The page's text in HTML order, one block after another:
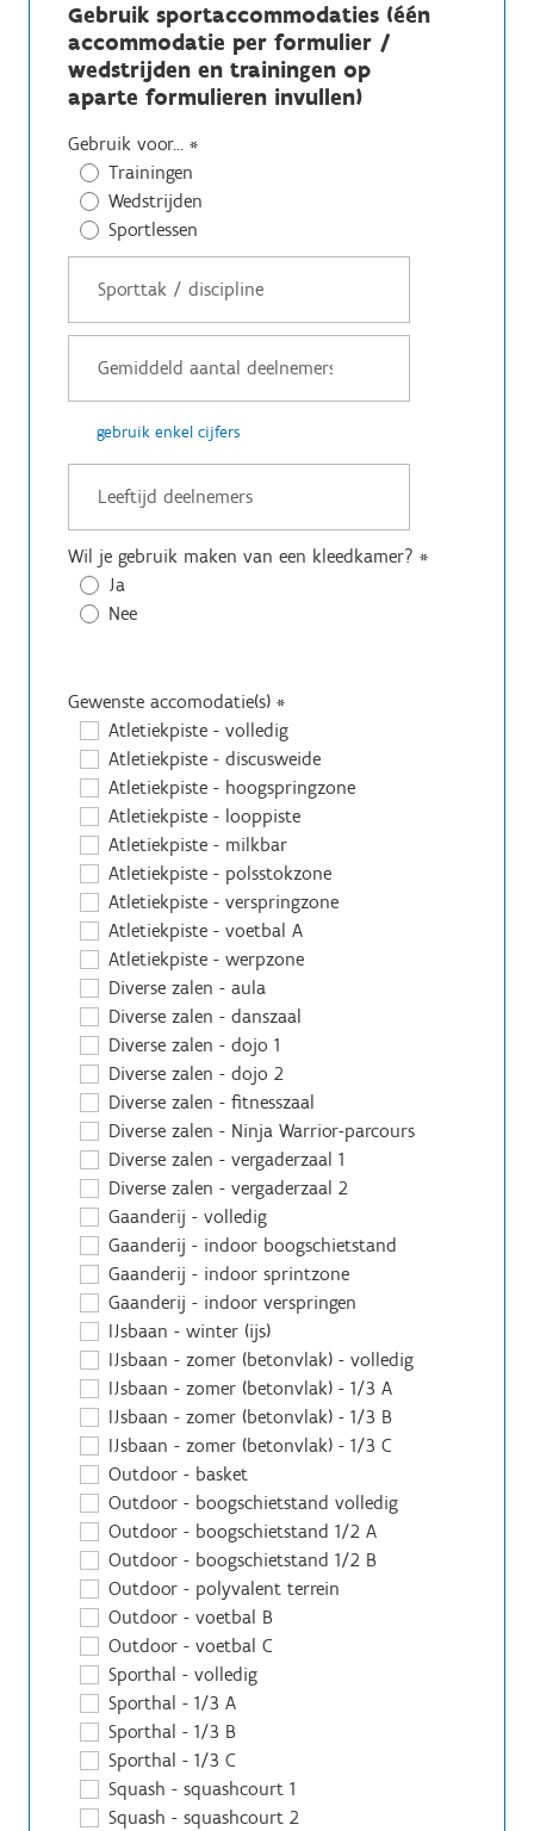
Gebruik sportaccommodaties (één
accommodatie per formulier /
wedstrijden en trainingen op
aparte formulieren invullen)
Gebruik voor... *
Trainingen
Wedstrijden
Sportlessen
gebruik enkel cijfers
Wil je gebruik maken van een kleedkamer? *
Ja
Nee
Gewenste accomodatie(s) *
Atletiekpiste - volledig
Atletiekpiste - discusweide
Atletiekpiste - hoogspringzone
Atletiekpiste - looppiste
Atletiekpiste - milkbar
Atletiekpiste - polsstokzone
Atletiekpiste - verspringzone
Atletiekpiste - voetbal A
Atletiekpiste - werpzone
Diverse zalen - aula
Diverse zalen - danszaal
Diverse zalen - dojo 1
Diverse zalen - dojo 2
Diverse zalen - fitnesszaal
Diverse zalen - Ninja Warrior-parcours
Diverse zalen - vergaderzaal 1
Diverse zalen - vergaderzaal 2
Gaanderij - volledig
Gaanderij - indoor boogschietstand
Gaanderij - indoor sprintzone
Gaanderij - indoor verspringen
IJsbaan - winter (ijs)
IJsbaan - zomer (betonvlak) - volledig
IJsbaan - zomer (betonvlak) - 1/3 A
IJsbaan - zomer (betonvlak) - 1/3 B
IJsbaan - zomer (betonvlak) - 1/3 C
Outdoor - basket
Outdoor - boogschietstand volledig
Outdoor - boogschietstand 1/2 A
Outdoor - boogschietstand 1/2 B
Outdoor - polyvalent terrein
Outdoor - voetbal B
Outdoor - voetbal C
Sporthal - volledig
Sporthal - 1/3 A
Sporthal - 1/3 B
Sporthal - 1/3 C
Squash - squashcourt 1
Squash - squashcourt 2